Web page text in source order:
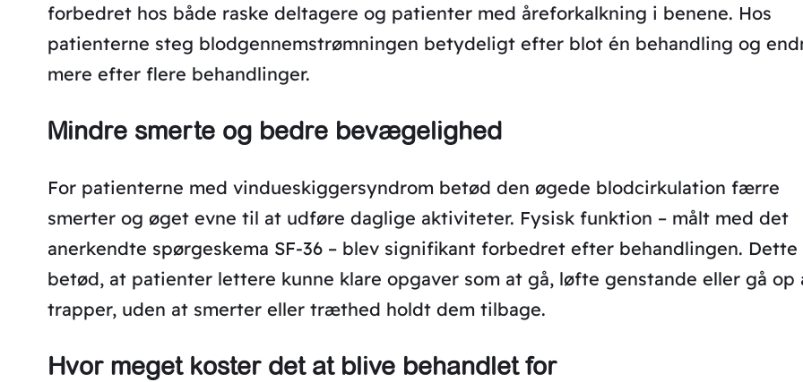
forbedret hos både raske deltagere og patienter med åreforkalkning i benene. Hos
patienterne steg blodgennemstrømningen betydeligt efter blot én behandling og
mere efter flere behandlinger.
Mindre smerte og bedre bevægelighed
For patienterne med vindueskiggersyndrom betød den øgede blodcirkulation færre
smerter og øget evne til at udføre daglige aktiviteter. Fysisk funktion – målt med det
anerkendte spørgeskema SF-36 – blev signifikant forbedret efter behandlingen. Dette
betød, at patienter lettere kunne klare opgaver som at gå, løfte genstande eller gå op
trapper, uden at smerter eller træthed holdt dem tilbage.
Hvor meget koster det at blive behandlet for